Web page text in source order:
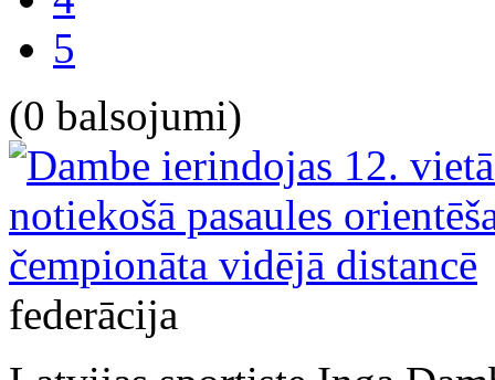
5
(0 balsojumi)
federācija